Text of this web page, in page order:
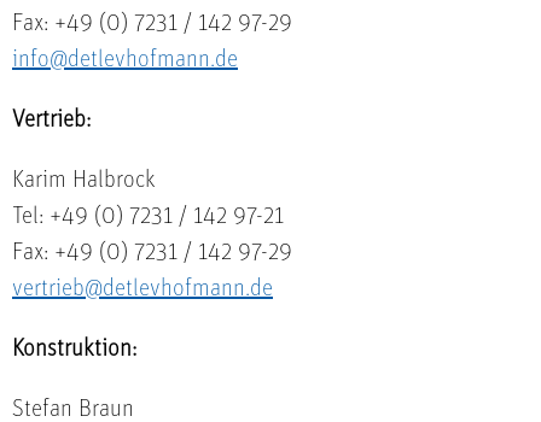
Fax: +49 (0) 7231 / 142 97-29
info@detlevhofmann.de
Vertrieb:
Karim Halbrock
Tel: +49 (0) 7231 / 142 97-21
Fax: +49 (0) 7231 / 142 97-29
vertrieb@detlevhofmann.de
Konstruktion:
Stefan Braun